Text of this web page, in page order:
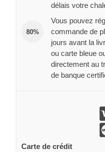
délais votre
80%
Vous pouvez
commande de
jours avant la
ou carte bleue
directement au
de banque
Carte de crédit